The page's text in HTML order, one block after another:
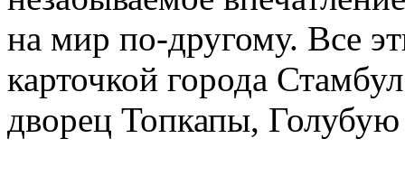
на мир по-другому. Все
карточкой города
дворец Топкапы,